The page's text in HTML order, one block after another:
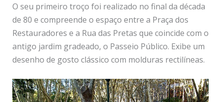
O seu primeiro troço foi realizado no final da década
de 80 e compreende o espaço entre a Praça dos
Restauradores e a Rua das Pretas que coincide com o
antigo jardim gradeado, o Passeio Público. Exibe um
desenho de gosto clássico com molduras rectilíneas.